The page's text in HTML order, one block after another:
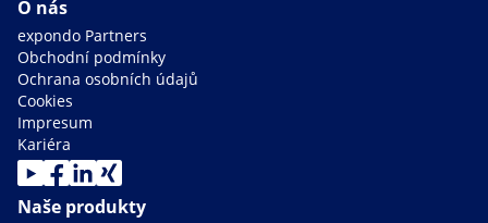
O nás
expondo Partners
Obchodní podmínky
Ochrana osobních údajů
Cookies
Impresum
Kariéra
Naše produkty